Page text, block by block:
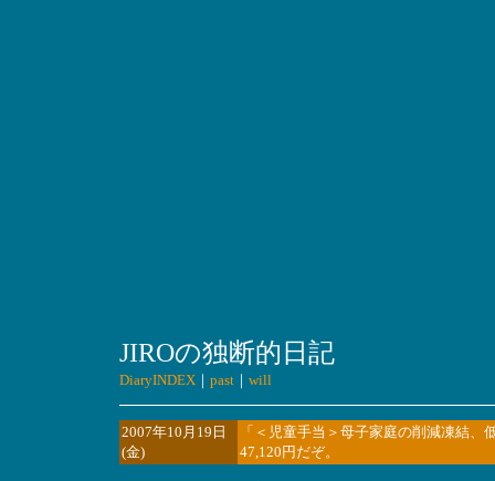
JIROの独断的日記
DiaryINDEX｜ past｜ will
2007年10月19日
(金)
「＜児童手当＞母子家庭の削減凍結
47,120円だぞ。